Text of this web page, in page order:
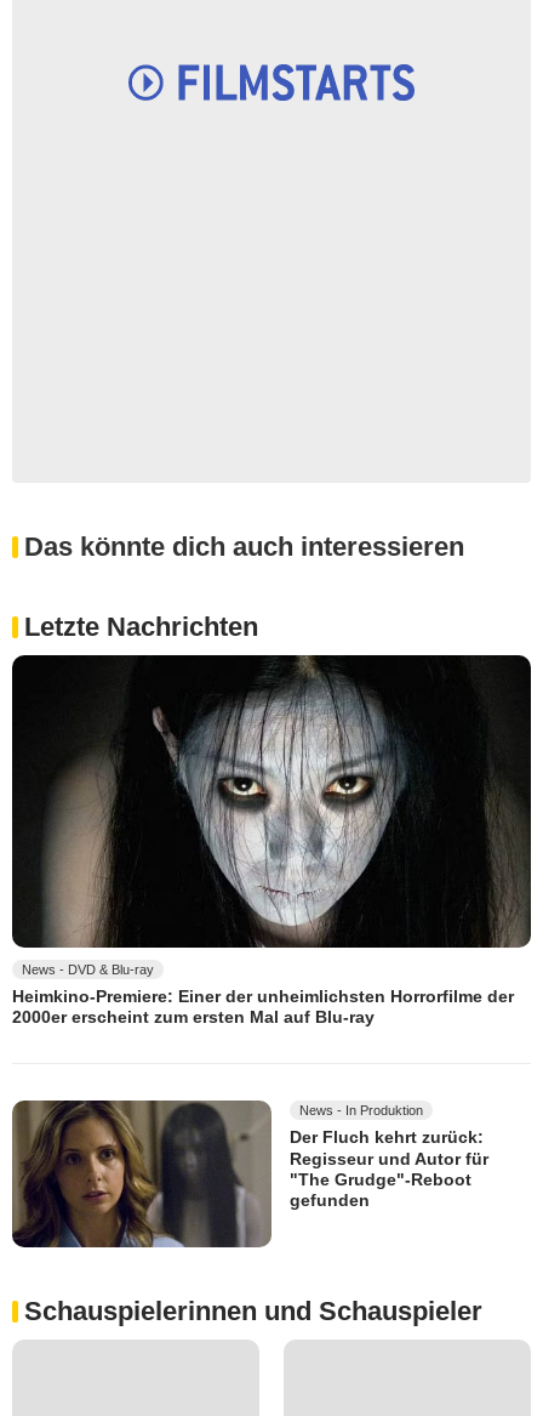
Das könnte dich auch interessieren
Letzte Nachrichten
News - DVD & Blu-ray
Heimkino-Premiere: Einer der unheimlichsten Horrorfilme der
2000er erscheint zum ersten Mal auf Blu-ray
News - In Produktion
Der Fluch kehrt zurück:
Regisseur und Autor für
"The Grudge"-Reboot
gefunden
Schauspielerinnen und Schauspieler